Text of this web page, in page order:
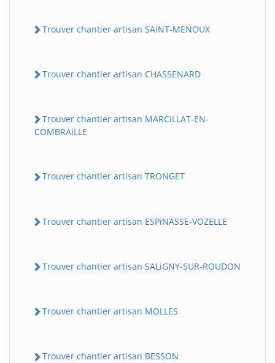
Trouver chantier artisan SAiNT-MENOUX
Trouver chantier artisan CHASSENARD
Trouver chantier artisan MARCiLLAT-EN-
COMBRAiLLE
Trouver chantier artisan TRONGET
Trouver chantier artisan ESPiNASSE-VOZELLE
Trouver chantier artisan SALiGNY-SUR-ROUDON
Trouver chantier artisan MOLLES
Trouver chantier artisan BESSON